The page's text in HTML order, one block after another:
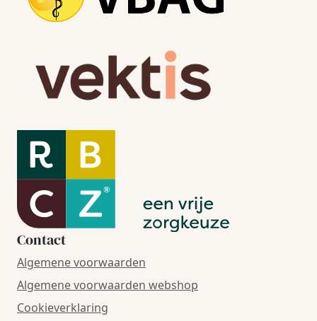
Contact
Algemene voorwaarden
Algemene voorwaarden webshop
Cookieverklaring